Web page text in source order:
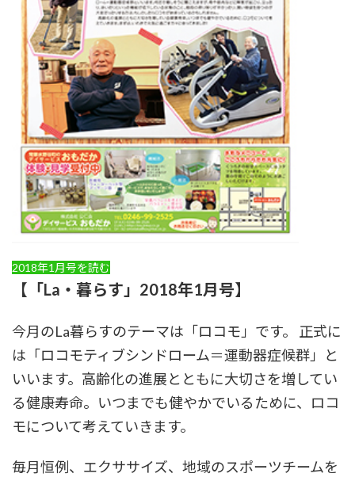
2018年1月号を読む
【「La・暮らす」2018年1月号】
今月のLa暮らすのテーマは「ロコモ」です。 正式に
は「ロコモティブシンドローム＝運動器症候群」と
いいます。高齢化の進展とともに大切さを増してい
る健康寿命。いつまでも健やかでいるために、ロコ
モについて考えていきます。
毎月恒例、エクササイズ、地域のスポーツチームを